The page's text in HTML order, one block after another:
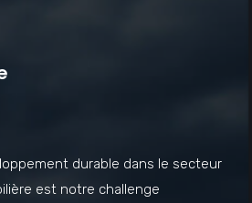
durable dans le secteur
est notre challenge